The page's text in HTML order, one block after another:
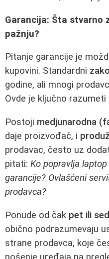
Garancija: Šta stvarno
pažnju?
Pitanje garancije je
kupovini. Standardni
godine, ali mnogi
Ovde je ključno razumeti
Postoji medjunarodna
daje proizvođač, i
prodavac, često uz
pitati: Ko popravlja
garancije? Ovlаšćeni
prodavca?
Ponude od čak pet ili
obično podrazumevaju
strane prodavca, koje
nošenje uređaja na